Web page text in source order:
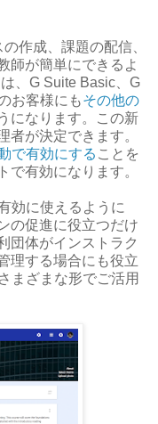
作成、課題の配信、
師が簡単にできるよ
、G Suite Basic、G
お客様にもその他の
になります。この新
者が決定できます。
で有効にする ことを
で有効になります。
効に使えるように
の促進に役立つだけ
団体がインストラク
理する場合にも役立
さまざまな形でご活用